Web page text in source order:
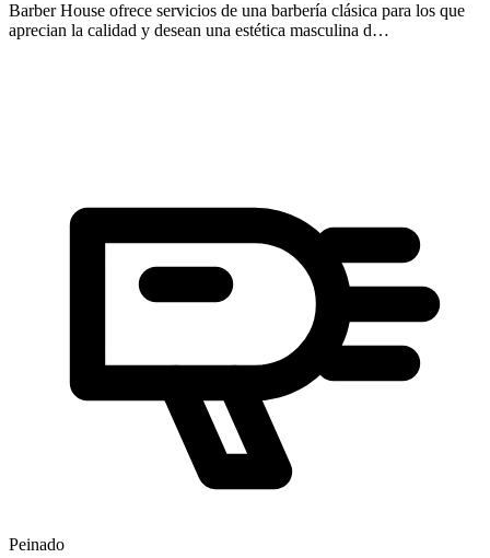
Barber House ofrece servicios de una barbería clásica para los que
aprecian la calidad y desean una estética masculina d…
Peinado